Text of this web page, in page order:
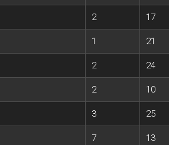
2 17
1 21
2 24
2 10
3 25
7 13